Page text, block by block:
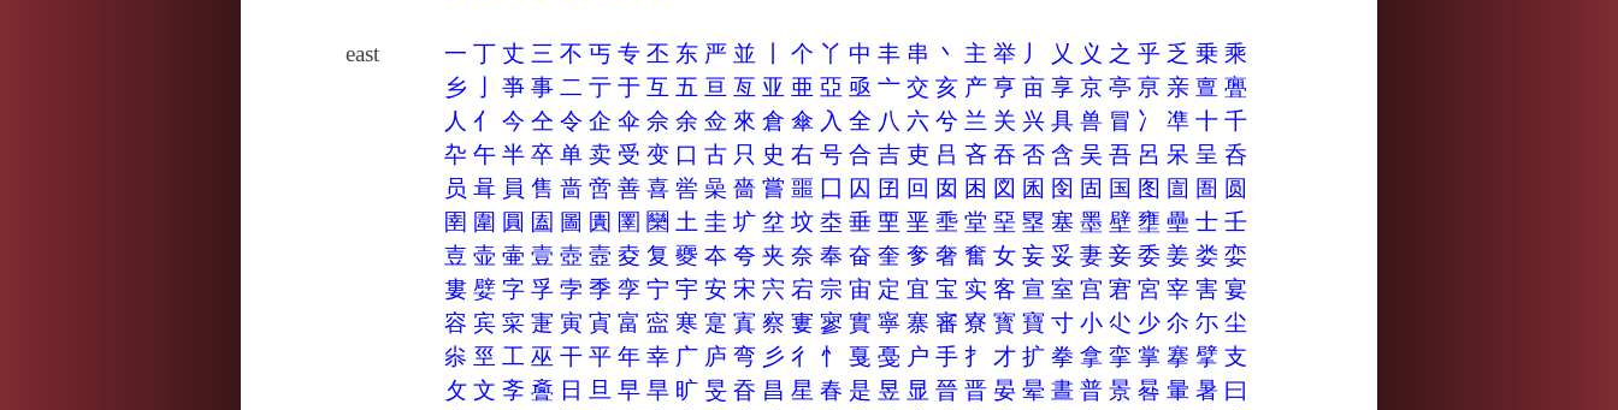
east 一丁 丈 三不丐专丕 东 严 並 丨个 丫 中丰 串 丶 主举 丿 乂 义 之乎 乏 乗乘
乡
亅亊事二亍于互 五 亘亙 亚 亜亞 亟亠交亥 产亨亩享京亭亰 亲亶亹
人亻今仝令企伞佘余佥 來倉傘 入全 八 六兮 兰 关 兴具兽 冒 冫凖十千
卆午半卒单卖 受变 口古 只 史右号合吉 吏 吕 吝吞否含 吴吾 呂呆 呈 呑
员咠 員售啬啻善喜喾喿嗇嘗噩 囗 囚 囝 回 囡 困 図 囷 囹 固 国 图 圁 圄 圆
圉 圍 圓 圔 圖 圚 圛 圞 土圭圹坌坟 坴垂 垔垩埀堂堊塁塞墨壁壅壘士壬
壴壶壷壹壺壼夌复夒夲夸夹奈奉奋奎奓奢奮女妄妥妻妾委姜娄娈
婁嬖字孚孛季孪宁宇安 宋宍宕 宗宙 定 宜 宝 实客宣室宫宭宮宰害宴
容 宾寀寁 寅寊富寍 寒寔寘察寠寥實寧寨審寮寳寶寸小尐 少尒尓尘
尜 巠 工巫干平年幸 广 庐弯 彡彳 忄戛戞 户手 扌 才扩拳拿挛掌搴 擘支
攵文斈斖 日 旦早旱 旷 旻昋 昌星春 是 昱 显晉晋 晏晕晝普景晷暈暑 曰